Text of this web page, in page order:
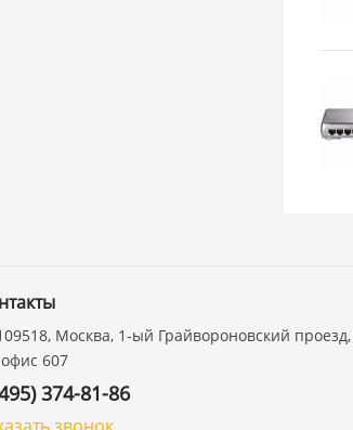
Москва, 1-ый Грайвороновский проезд,
607
374-81-86